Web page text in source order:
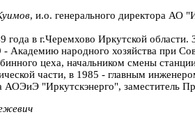
, и.о. генерального директора АО
года в г.Черемхово Иркутской
- Академию народного хозяйства при
цеха, начальником смены
части, в 1985 - главным
АОЭиЭ "Иркутскэнерго", заместитель